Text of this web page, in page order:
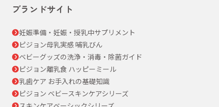
ブランドサイト
妊娠準備・妊娠・授乳中サプリメント
ピジョン母乳実感 哺乳びん
ベビーグッズの洗浄・消毒・除菌ガイド
ピジョン離乳食 ハッピーミール
乳歯ケア お手入れの基礎知識
ピジョン ベビースキンケアシリーズ